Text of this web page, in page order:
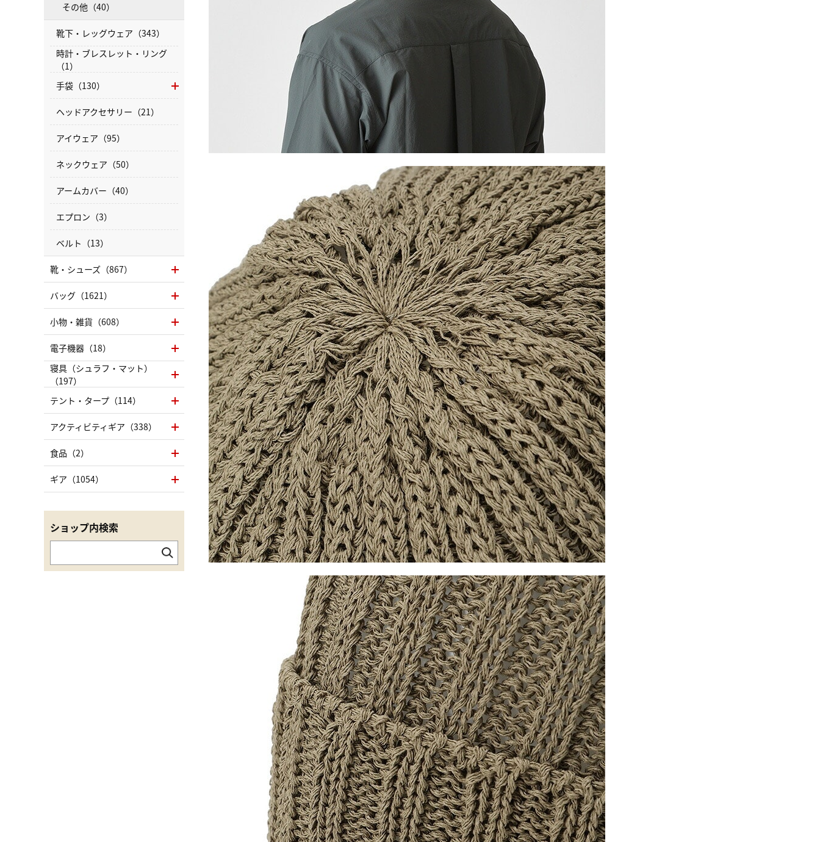
その他（40）
靴下・レッグウェア（343）
時計・ブレスレット・リング
（1）
手袋（130）
ヘッドアクセサリー（21）
アイウェア（95）
ネックウェア（50）
アームカバー（40）
エプロン（3）
ベルト（13）
靴・シューズ（867）
バッグ（1621）
小物・雑貨（608）
電子機器（18）
寝具（シュラフ・マット）
（197）
テント・タープ（114）
アクティビティギア（338）
食品（2）
ギア（1054）
ショップ内検索